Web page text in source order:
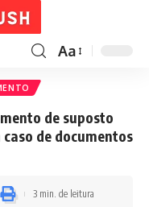
Aa
de suposto
de documentos
3 min. de leitura